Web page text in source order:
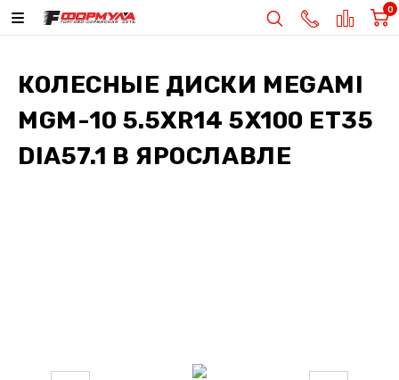
0
КОЛЕСНЫЕ ДИСКИ MEGAMI
MGM-10 5.5XR14 5X100 ET35
DIA57.1 В ЯРОСЛАВЛЕ